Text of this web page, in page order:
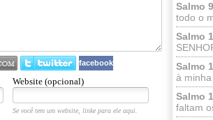
Salmo
todo o
Salmo
Salmo
à
Salmo
faltam
facebook
Website (opcional)
Se você tem um website, linke para ele aqui.